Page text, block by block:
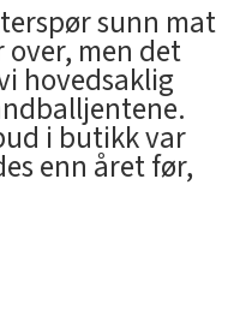
sunn mat
men det
hovedsaklig
i butikk var
enn året før,